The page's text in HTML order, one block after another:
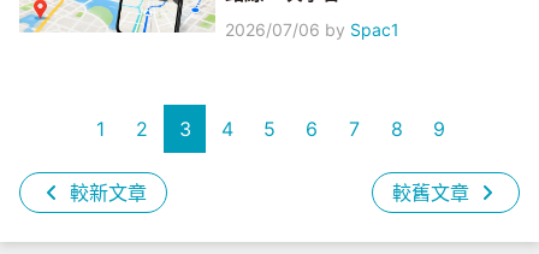
2026/07/06 by Spac1
較新文章
1 2 3 4 5 6 7 8 9
較舊文章